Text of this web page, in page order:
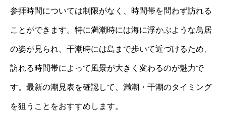
参拝時間については制限がなく、時間帯を問わず訪れる
ことができます。特に満潮時には海に浮かぶような鳥居
の姿が見られ、干潮時には島まで歩いて近づけるため、
訪れる時間帯によって風景が大きく変わるのが魅力で
す。最新の潮見表を確認して、満潮・干潮のタイミング
を狙うことをおすすめします。